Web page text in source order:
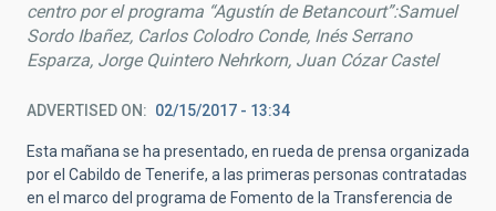
centro por el programa “Agustín de Betancourt”:Samuel
Sordo Ibañez, Carlos Colodro Conde, Inés Serrano
Esparza, Jorge Quintero Nehrkorn, Juan Cózar Castel
ADVERTISED ON 02/15/2017 - 13:34
Esta mañana se ha presentado, en rueda de prensa organizada
por el Cabildo de Tenerife, a las primeras personas contratadas
en el marco del programa de Fomento de la Transferencia de